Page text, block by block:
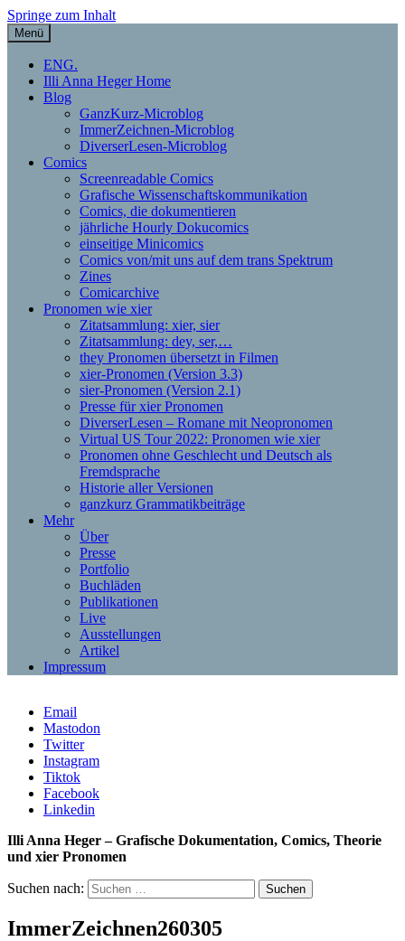
Springe zum Inhalt
Illi Anna Heger – Grafische
Dokumentation, Comics,
Theorie und xier Pronomen
Menü
ENG.
Illi Anna Heger Home
Blog
GanzKurz-Microblog
ImmerZeichnen-Microblog
DiverserLesen-Microblog
Comics
Screenreadable Comics
Grafische Wissenschaftskommunikation
Comics, die dokumentieren
jährliche Hourly Dokucomics
einseitige Minicomics
Comics von/mit uns auf dem trans Spektrum
Zines
Comicarchive
Pronomen wie xier
Zitatsammlung: xier, sier
Zitatsammlung: dey, ser,…
they Pronomen übersetzt in Filmen
xier-Pronomen (Version 3.3)
sier-Pronomen (Version 2.1)
Presse für xier Pronomen
DiverserLesen – Romane mit Neopronomen
Virtual US Tour 2022: Pronomen wie xier
Pronomen ohne Geschlecht und Deutsch als
Fremdsprache
Historie aller Versionen
ganzkurz Grammatikbeiträge
Mehr
Über
Presse
Portfolio
Buchläden
Publikationen
Live
Ausstellungen
Artikel
Impressum
ImmerZeichnen260305
Email
Mastodon
Twitter
Instagram
Tiktok
Facebook
Linkedin
Illi Anna Heger – Grafische Dokumentation, Comics, Theorie
und xier Pronomen
Suchen nach: